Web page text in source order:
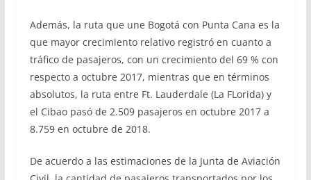
Además, la ruta que une Bogotá con Punta Cana es la
que mayor crecimiento relativo registró en cuanto a
tráfico de pasajeros, con un crecimiento del 69 % con
respecto a octubre 2017, mientras que en términos
absolutos, la ruta entre Ft. Lauderdale (La FLorida) y
el Cibao pasó de 2.509 pasajeros en octubre 2017 a
8.759 en octubre de 2018.
De acuerdo a las estimaciones de la Junta de Aviación